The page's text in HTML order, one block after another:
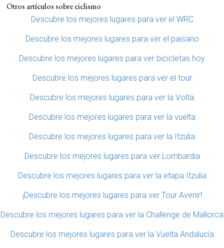
Otros artículos sobre ciclismo
Descubre los mejores lugares para ver el WRC
Descubre los mejores lugares para ver el paisano
Descubre los mejores lugares para ver bicicletas hoy
Descubre los mejores lugares para ver el tour
Descubre los mejores lugares para ver la Volta
Descubre los mejores lugares para ver la vuelta
Descubre los mejores lugares para ver la Itzulia
Descubre los mejores lugares para ver Lombardia
Descubre los mejores lugares para ver la etapa Itzulia
¡Descubre los mejores lugares para ver Tour Avenir!
Descubre los mejores lugares para ver la Challenge de Mallorca
Descubre los mejores lugares para ver la Vuelta Andalucía